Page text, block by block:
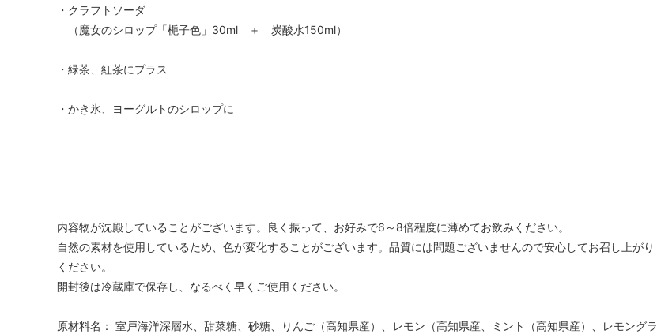
・クラフトソーダ
（魔女のシロップ「梔子色」30ml ＋ 炭酸水150ml）
・緑茶、紅茶にプラス
・かき氷、ヨーグルトのシロップに
内容物が沈殿していることがございます。良く振って、お好みで6～8倍程度に薄めてお飲みください。
自然の素材を使用しているため、色が変化することがございます。品質には問題ございませんので安心してお召し上がり
ください。
開封後は冷蔵庫で保存し、なるべく早くご使用ください。
原材料名： 室戸海洋深層水、甜菜糖、砂糖、りんご（高知県産）、レモン（高知県産、ミント（高知県産）、レモングラ